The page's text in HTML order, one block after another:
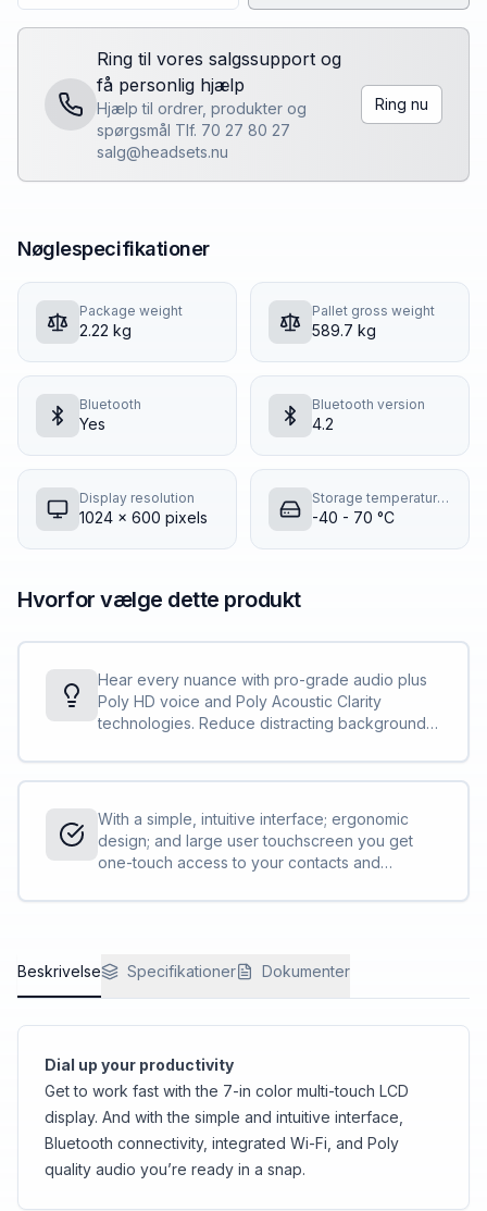
Ring til vores salgssupport og
få personlig hjælp
Hjælp til ordrer, produkter og
spørgsmål Tlf. 70 27 80 27
salg@headsets.nu
Ring nu
Nøglespecifikationer
Package weight
2.22 kg
Pallet gross weight
589.7 kg
Bluetooth
Yes
Bluetooth version
4.2
Display resolution
1024 x 600 pixels
Storage temperature (T-T)
-40 - 70 °C
Hvorfor vælge dette produkt
Hear every nuance with pro-grade audio plus
Poly HD voice and Poly Acoustic Clarity
technologies. Reduce distracting background
With a simple, intuitive interface; ergonomic
design; and large user touchscreen you get
one-touch access to your contacts and
Beskrivelse Specifikationer Dokumenter
Dial up your productivity
Get to work fast with the 7-in color multi-touch LCD
display. And with the simple and intuitive interface,
Bluetooth connectivity, integrated Wi-Fi, and Poly
quality audio you’re ready in a snap.